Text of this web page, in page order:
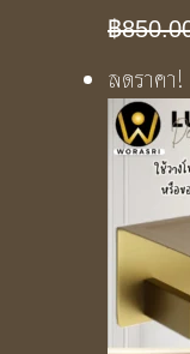
฿
ลดราคา!